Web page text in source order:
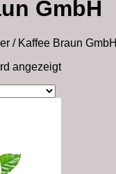
GmbH
/‎Kaffee Braun GmbH
angezeigt